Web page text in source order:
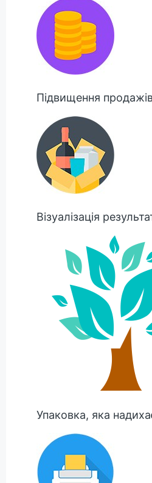
Підвищення
Візуалізація
Упаковка, яка